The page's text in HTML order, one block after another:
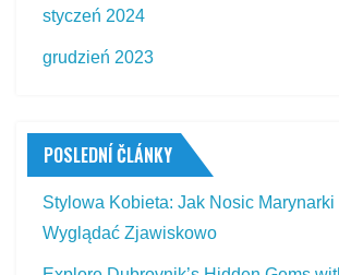
styczeń 2024
grudzień 2023
POSLEDNÍ ČLÁNKY
Stylowa Kobieta: Jak Nosic Marynarki
Wyglądać Zjawiskowo